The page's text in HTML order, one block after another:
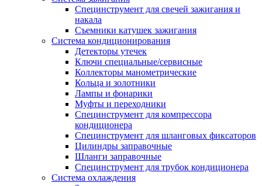
Специнструмент для свечей зажигания и
накала
Съемники катушек зажигания
Система кондиционирования
Детекторы утечек
Ключи специальные/сервисные
Коллекторы манометрические
Кольца и золотники
Лампы и фонарики
Муфты и переходники
Специнструмент для компрессора
кондиционера
Специнструмент для шланговых фиксаторов
Цилиндры заправочные
Шланги заправочные
Специнструмент для трубок кондиционера
Система охлаждения